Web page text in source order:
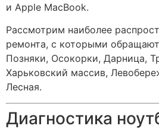
и Apple MacBook.
Рассмотрим наиболее
ремонта, с которыми
Позняки, Осокорки, Дарница,
Харьковский массив,
Лесная.
Диагностика